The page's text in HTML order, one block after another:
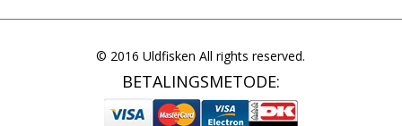
© 2016 Uldfisken All rights reserved.
BETALINGSMETODE: